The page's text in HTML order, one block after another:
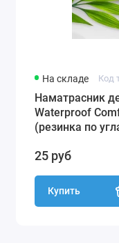
На складе Код
Наматрасник
Waterproof
(резинка по
25 руб
Купить